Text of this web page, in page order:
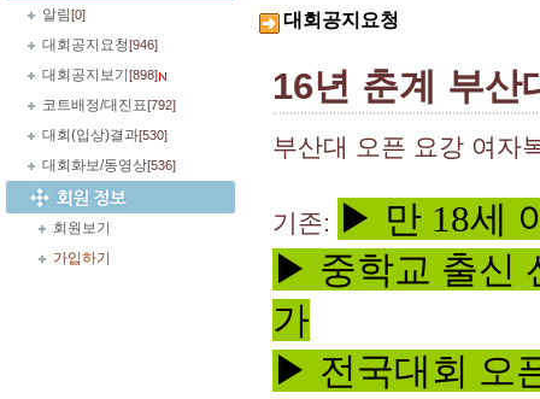
알림[0]
대회공지요청[946]
대회공지보기 [898]
코트배정/대진표[792]
대회(입상)결과[530]
대회화보/동영상[536]
회원보기
가입하기
대회공지요청
16년 춘계 부산
부산대 오픈 요강 여자
기존:
▶ 만 18세
▶ 중학교 출신
가
▶ 전국대회 오